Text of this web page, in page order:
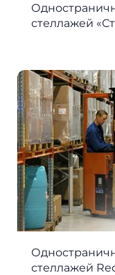
стеллажей
стеллажей